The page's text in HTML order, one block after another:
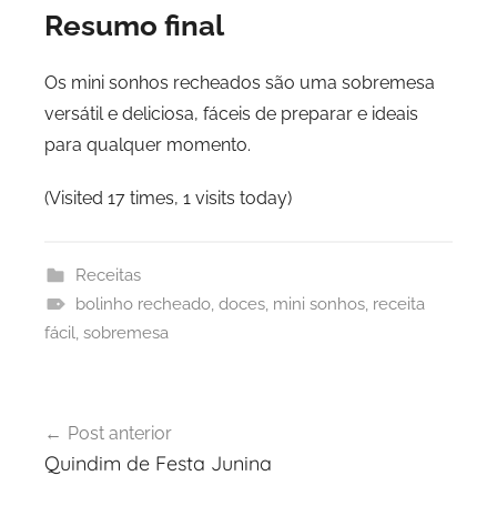
Resumo final
Os mini sonhos recheados são uma sobremesa
versátil e deliciosa, fáceis de preparar e ideais
para qualquer momento.
(Visited 17 times, 1 visits today)
Receitas
bolinho recheado, doces, mini sonhos, receita
fácil, sobremesa
de
Post anterior
Quindim de Festa Junina